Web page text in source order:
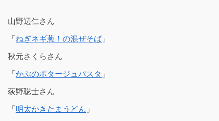
山野辺仁さん
「 ねぎネギ葱！の混ぜそば 」
秋元さくらさん
「 かぶのポタージュパスタ 」
荻野聡士さん
「 明太かきたまうどん 」